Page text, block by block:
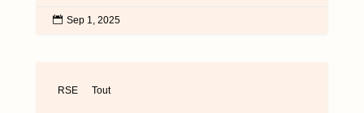
 Sep 1, 2025
RSE Tout